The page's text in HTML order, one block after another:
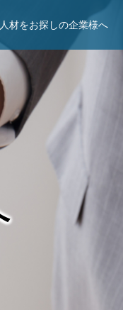
人材をお探しの企業様へ